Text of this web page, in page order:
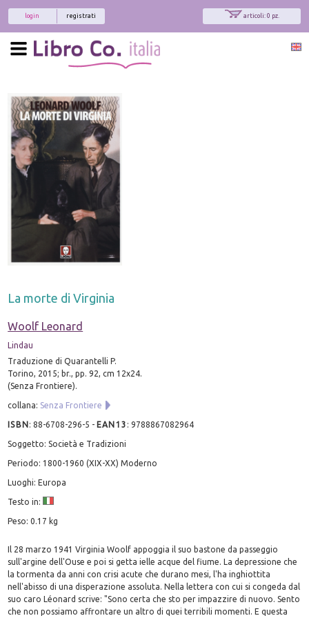
articoli: 0 pz.
registrati
login
La morte di Virginia
Woolf Leonard
Lindau
Traduzione di Quarantelli P.
Torino, 2015; br., pp. 92, cm 12x24.
(Senza Frontiere).
collana: Senza Frontiere
ISBN:88-6708-296-5 - EAN13 :9788867082964
Soggetto: Società e Tradizioni
Periodo: 1800-1960 (XIX-XX) Moderno
Luoghi: Europa
Testo in:
Peso: 0.17 kg
Il 28 marzo 1941 Virginia Woolf appoggia il suo bastone da passeggio
sull'argine dell'Ouse e poi si getta ielle acque del fiume. La depressione che
la tormenta da anni con crisi acute che durano mesi, l'ha inghiottita
nell'abisso di una disperazione assoluta. Nella lettera con cui si congeda dal
suo caro Léonard scrive: "Sono certa che sto per impazzire di nuovo. Sento
che non possiamo affrontare un altro di quei terribili momenti. E questa